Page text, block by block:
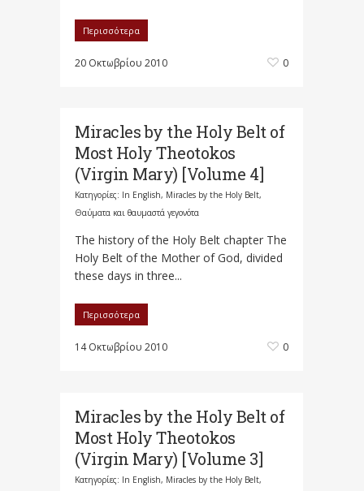
Περισσότερα
20 Οκτωβρίου 2010 0
Miracles by the Holy Belt of
Most Holy Theotokos
(Virgin Mary) [Volume 4]
Κατηγορίες: In English, Miracles by the Holy Belt,
Θαύματα και θαυμαστά γεγονότα
The history of the Holy Belt chapter The
Holy Belt of the Mother of God, divided
these days in three...
Περισσότερα
14 Οκτωβρίου 2010 0
Miracles by the Holy Belt of
Most Holy Theotokos
(Virgin Mary) [Volume 3]
Κατηγορίες: In English, Miracles by the Holy Belt,